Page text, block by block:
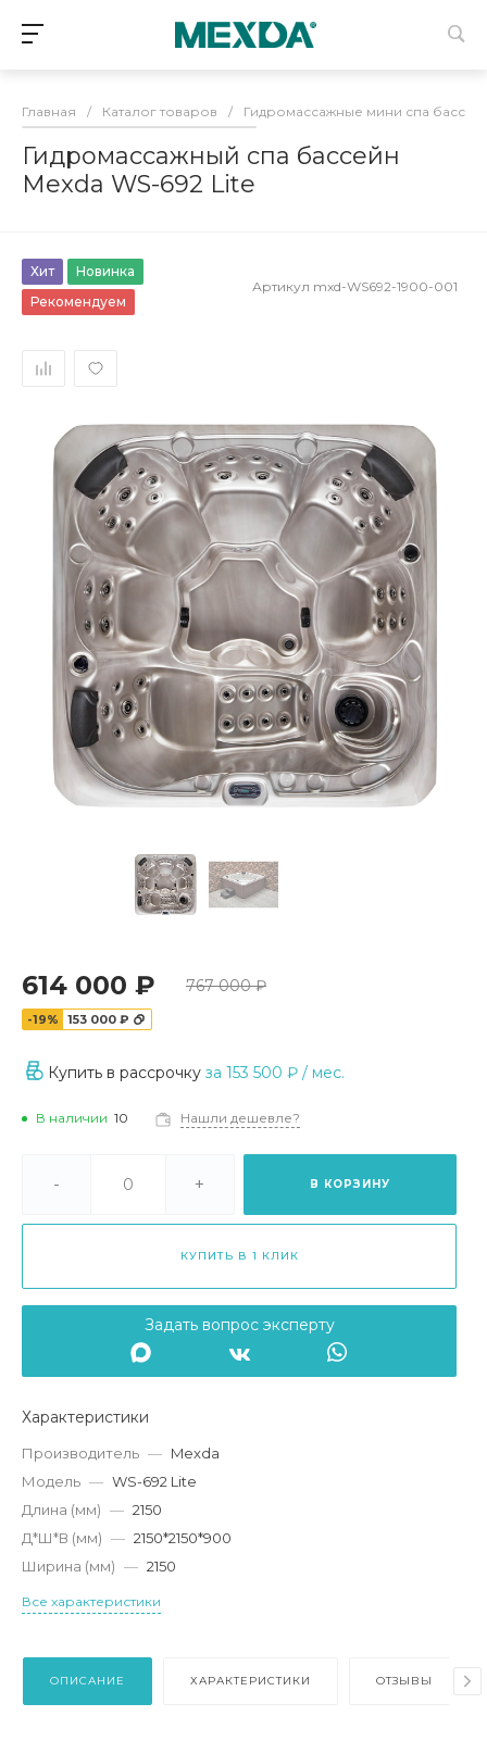
Главная / Каталог товаров / Гидромассажные мини спа
Гидромассажный спа бассейн
Mexda WS-692 Lite
Хит
Новинка
Рекомендуем
Артикул mxd-WS692-1900-001
614 000 ₽ 767 000 ₽
-19% 153 000 ₽
Купить в рассрочку за 153 500 ₽ / мес.
В наличии 10 Нашли дешевле?
- + В КОРЗИНУ
КУПИТЬ В 1 КЛИК
Задать вопрос эксперту
Характеристики
Производитель — Mexda
Модель — WS-692 Lite
Длина (мм) — 2150
Д*Ш*В (мм) — 2150*2150*900
Ширина (мм) — 2150
Все характеристики
ОПИСАНИЕ ХАРАКТЕРИСТИКИ ОТЗЫВЫ